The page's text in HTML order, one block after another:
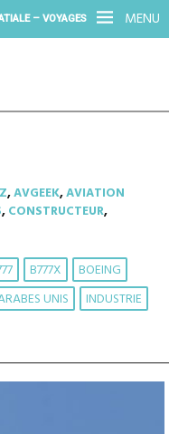
MENU
– VOYAGES
,AVGEEK,AVIATION
,CONSTRUCTEUR,
B777X
BOEING
UNIS
INDUSTRIE